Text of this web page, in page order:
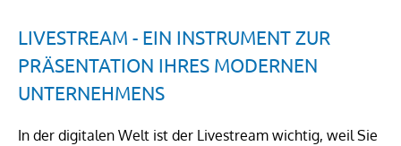
LIVESTREAM - EIN INSTRUMENT ZUR
PRÄSENTATION IHRES MODERNEN
UNTERNEHMENS
In der digitalen Welt ist der Livestream wichtig, weil Sie